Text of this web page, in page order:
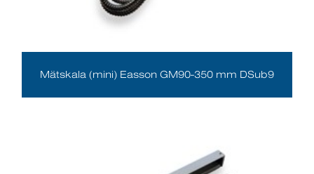
Mätskala (mini) Easson GM90-350 mm DSub9